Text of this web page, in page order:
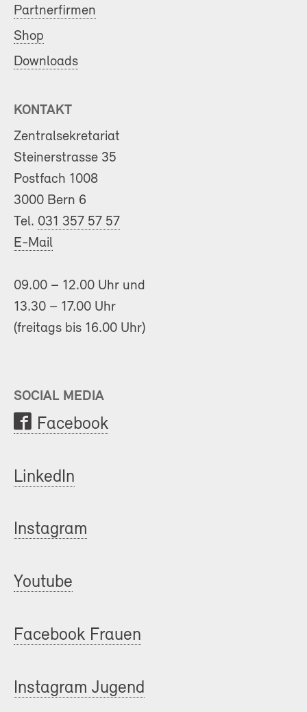
Partnerfirmen
Shop
Downloads
KONTAKT
Zentralsekretariat
Steinerstrasse 35
Postfach 1008
3000 Bern 6
Tel. 031 357 57 57
E-Mail
09.00 – 12.00 Uhr und
13.30 – 17.00 Uhr
(freitags bis 16.00 Uhr)
SOCIAL MEDIA
Facebook
LinkedIn
Instagram
Youtube
Facebook Frauen
Instagram Jugend